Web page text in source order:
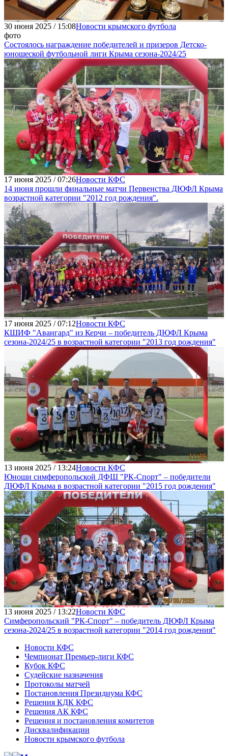
30 июня 2025 / 15:08Новости крымского футбола
фото
Состоялось награждение победителей и призеров Детско-
юношеской футбольной лиги Крыма сезона-2024/25
17 июня 2025 / 07:26Новости КФС
14 июня прошли финальные матчи Первенства ДЮФЛ Крыма
возрастной категории "2012 год рождения".
17 июня 2025 / 07:12Новости КФС
КШИФ "Авангард" из Керчи – победитель ДЮФЛ Крыма
сезона-2024/25 в возрастной категории "2013 год рождения"
13 июня 2025 / 13:24Новости КФС
Юноши симферопольской ДФШ "РК-Спорт" – победители
ДЮФЛ Крыма в возрастной категории "2015 год рождения"
13 июня 2025 / 13:22Новости КФС
Симферопольский "РК-Спорт" – победитель ДЮФЛ Крыма
сезона-2024/25 в возрастной категории "2014 год рождения"
Новости КФС
Чемпионат Премьер-лиги КФС
Кубок КФС
Судейские назначения
Протоколы матчей
Постановления Президиума КФС
Решения КДК КФС
Решения АК КФС
Решения и постановления комитетов
Дисквалификации
Новости крымского футбола